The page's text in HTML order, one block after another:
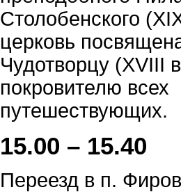
Столобенского
церковь
Чудотворцу (XVIII
покровителю всех
путешествующих.
15.00 – 15.40
Переезд в п.